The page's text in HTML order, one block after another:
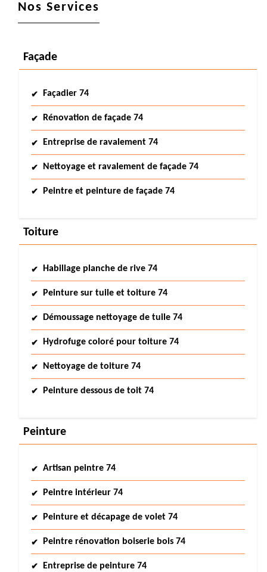
Nos Services
Façade
Façadier 74
Rénovation de façade 74
Entreprise de ravalement 74
Nettoyage et ravalement de façade 74
Peintre et peinture de façade 74
Toiture
Habillage planche de rive 74
Peinture sur tuile et toiture 74
Démoussage nettoyage de tuile 74
Hydrofuge coloré pour toiture 74
Nettoyage de toiture 74
Peinture dessous de toit 74
Peinture
Artisan peintre 74
Peintre intérieur 74
Peinture et décapage de volet 74
Peintre rénovation boiserie bois 74
Entreprise de peinture 74